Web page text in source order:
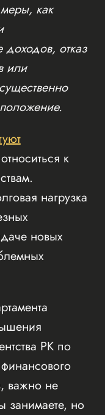
как
отказ
или
к
нагрузка
новых
РК по
важно не
занимаете, но